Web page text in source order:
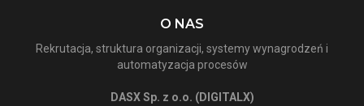
O NAS
Rekrutacja, struktura organizacji, systemy wynagrodzeń i
automatyzacja procesów
DASX Sp. z o.o. (DIGITALX)